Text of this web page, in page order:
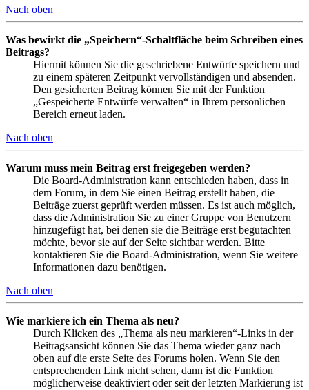
Nach oben
Was bewirkt die „Speichern“-Schaltfläche beim Schreiben eines
Beitrags?
Hiermit können Sie die geschriebene Entwürfe speichern und
zu einem späteren Zeitpunkt vervollständigen und absenden.
Den gesicherten Beitrag können Sie mit der Funktion
„Gespeicherte Entwürfe verwalten“ in Ihrem persönlichen
Bereich erneut laden.
Nach oben
Warum muss mein Beitrag erst freigegeben werden?
Die Board-Administration kann entschieden haben, dass in
dem Forum, in dem Sie einen Beitrag erstellt haben, die
Beiträge zuerst geprüft werden müssen. Es ist auch möglich,
dass die Administration Sie zu einer Gruppe von Benutzern
hinzugefügt hat, bei denen sie die Beiträge erst begutachten
möchte, bevor sie auf der Seite sichtbar werden. Bitte
kontaktieren Sie die Board-Administration, wenn Sie weitere
Informationen dazu benötigen.
Nach oben
Wie markiere ich ein Thema als neu?
Durch Klicken des „Thema als neu markieren“-Links in der
Beitragsansicht können Sie das Thema wieder ganz nach
oben auf die erste Seite des Forums holen. Wenn Sie den
entsprechenden Link nicht sehen, dann ist die Funktion
möglicherweise deaktiviert oder seit der letzten Markierung ist